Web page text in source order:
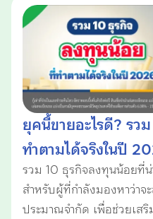
ยุคนี้ขายอะไรดี? ร
ทำตามได้จริงในปี
รวม 10 ธุรกิจลงทุนน้อยที่
สำหรับผู้ที่กำลังมองหาว่าจ
ประมาณจำกัด เพื่อช่วยเส